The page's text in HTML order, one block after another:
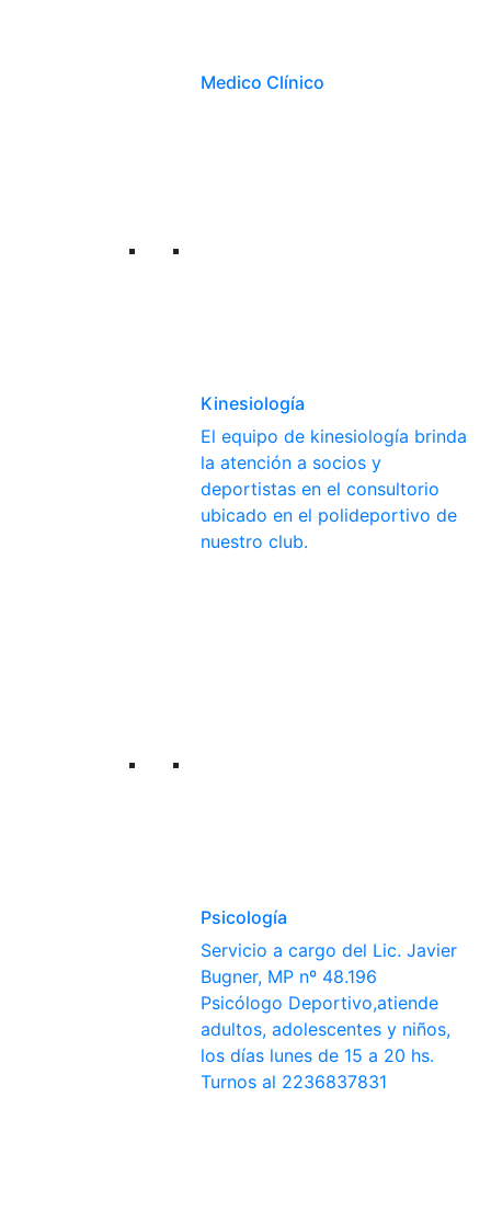
Medico Clínico
Kinesiología
El equipo de kinesiología brinda
la atención a socios y
deportistas en el consultorio
ubicado en el polideportivo de
nuestro club.
Psicología
Servicio a cargo del Lic. Javier
Bugner, MP nº 48.196
Psicólogo Deportivo,atiende
adultos, adolescentes y niños,
los días lunes de 15 a 20 hs.
Turnos al 2236837831